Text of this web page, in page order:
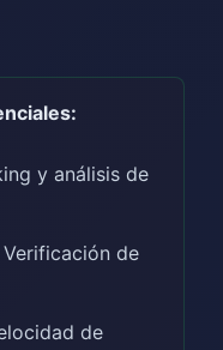
y análisis de
Verificación de
de